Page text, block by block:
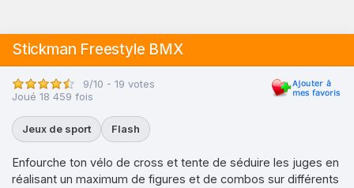
Stickman Freestyle BMX
9/10 - 19 votes
Joué 18 459 fois
Jeux de sport Flash
Enfourche ton vélo de cross et tente de séduire les juges en
réalisant un maximum de figures et de combos sur différents